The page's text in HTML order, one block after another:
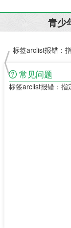
青少
标签arclist报错：
常见问题
标签arclist报错：指